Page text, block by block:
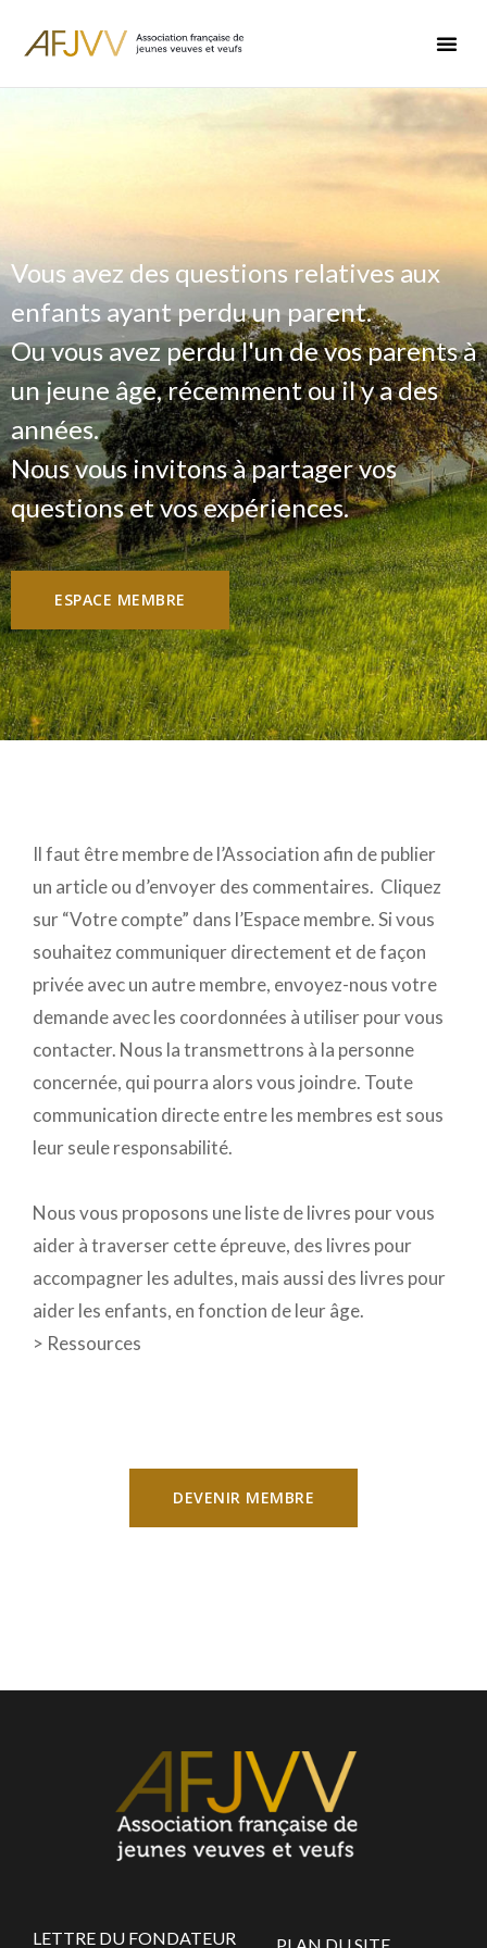
Vous avez des questions relatives aux
enfants ayant perdu un parent.
Ou vous avez perdu l'un de vos parents à
un jeune âge, récemment ou il y a des
années.
Nous vous invitons à partager vos
questions et vos expériences.
ESPACE MEMBRE
Il faut être membre de l’Association afin de publier
un article ou d’envoyer des commentaires. Cliquez
sur “Votre compte” dans l’Espace membre.Si vous
souhaitez communiquer directement et de façon
privée avec un autre membre, envoyez-nous votre
demande avec les coordonnées à utiliser pour vous
contacter. Nous la transmettrons à la personne
concernée, qui pourra alors vous joindre. Toute
communication directe entre les membres est sous
leur seule responsabilité.
Nous vous proposons une liste de livres pour vous
aider à traverser cette épreuve, des livres pour
accompagner les adultes, mais aussi des livres pour
aider les enfants, en fonction de leur âge.
> Ressources
DEVENIR MEMBRE
LETTRE DU FONDATEUR